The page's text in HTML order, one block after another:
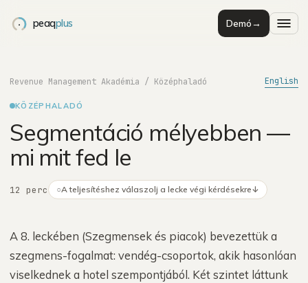
peaqplus Demó→
Revenue Management Akadémia / Középhaladó English
KÖZÉPHALADÓ
Segmentáció mélyebben —
mi mit fed le
12 perc ○A teljesítéshez válaszolj a lecke végi kérdésekre↓
A 8. leckében (Szegmensek és piacok) bevezettük a
szegmens-fogalmat: vendég-csoportok, akik hasonlóan
viselkednek a hotel szempontjából. Két szintet láttunk